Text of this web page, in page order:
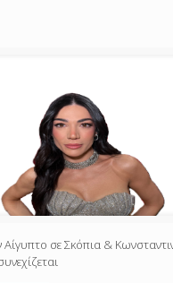
σε Σκόπια &